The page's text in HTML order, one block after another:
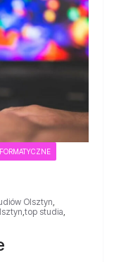
Olsztyn,
,top studia,